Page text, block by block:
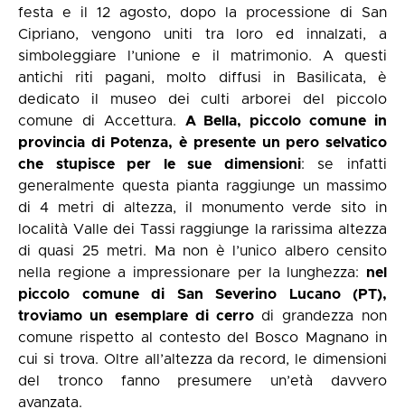
festa e il 12 agosto, dopo la processione di San
Cipriano, vengono uniti tra loro ed innalzati, a
simboleggiare l’unione e il matrimonio. A questi
antichi riti pagani, molto diffusi in Basilicata, è
dedicato il museo dei culti arborei del piccolo
comune di Accettura. A Bella, piccolo comune in
provincia di Potenza, è presente un pero selvatico
che stupisce per le sue dimensioni: se infatti
generalmente questa pianta raggiunge un massimo
di 4 metri di altezza, il monumento verde sito in
località Valle dei Tassi raggiunge la rarissima altezza
di quasi 25 metri. Ma non è l’unico albero censito
nella regione a impressionare per la lunghezza: nel
piccolo comune di San Severino Lucano (PT),
troviamo un esemplare di cerro di grandezza non
comune rispetto al contesto del Bosco Magnano in
cui si trova. Oltre all’altezza da record, le dimensioni
del tronco fanno presumere un’età davvero
avanzata.